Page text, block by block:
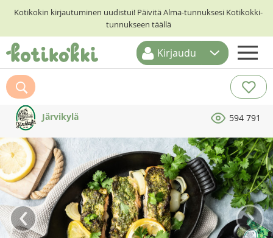
Kotikokin kirjautuminen uudistui! Päivitä Alma-tunnuksesi Kotikokki-
tunnukseen täällä
ETUSIVU
RESEPTIHAKU
RUOKATEEMAT
KESKUSTELUT
KOTIKOKIT
Kirjaudu
Järvikylä 594 791
‹ ›